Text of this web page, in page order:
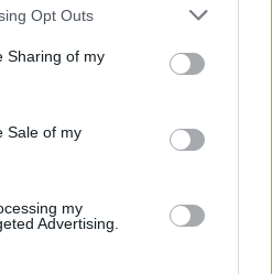
Opt Outs
Sharing of my
Sale of my
my
Advertising.